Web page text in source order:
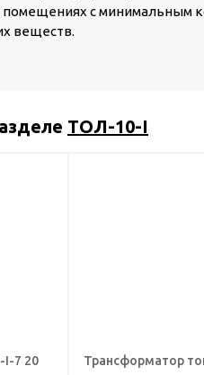
с минимальным
веществ.
ТОЛ-10-I
I-7 20 Трансформатор